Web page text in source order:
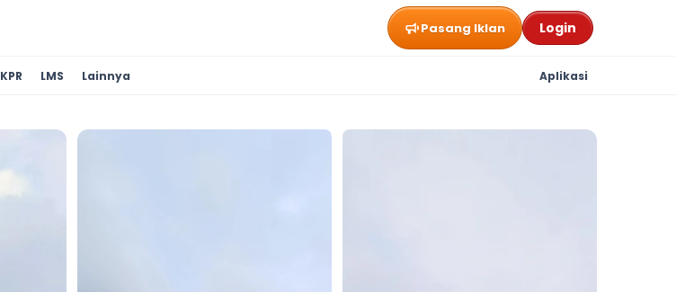
Pasang Iklan Login
KPR LMS Lainnya Aplikasi